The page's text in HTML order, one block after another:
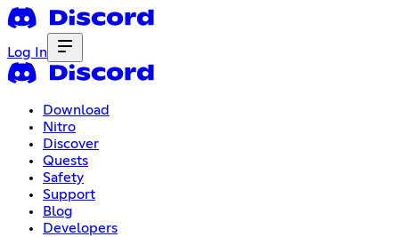
Log In
Download
Nitro
Discover
Quests
Safety
Support
Blog
Developers